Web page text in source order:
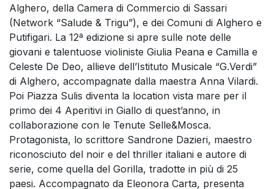
Alghero, della Camera di Commercio di Sassari
(Network “Salude & Trigu”), e dei Comuni di Alghero e
Putifigari. La 12ª edizione si apre sulle note delle
giovani e talentuose violiniste Giulia Peana e Camilla e
Celeste De Deo, allieve dell’Istituto Musicale “G.Verdi”
di Alghero, accompagnate dalla maestra Anna Vilardi.
Poi Piazza Sulis diventa la location vista mare per il
primo dei 4 Aperitivi in Giallo di quest’anno, in
collaborazione con le Tenute Selle&Mosca.
Protagonista, lo scrittore Sandrone Dazieri, maestro
riconosciuto del noir e del thriller italiani e autore di
serie, come quella del Gorilla, tradotte in più di 25
paesi. Accompagnato da Eleonora Carta, presenta